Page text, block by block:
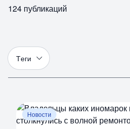
124 публикаций
Теги
Новости